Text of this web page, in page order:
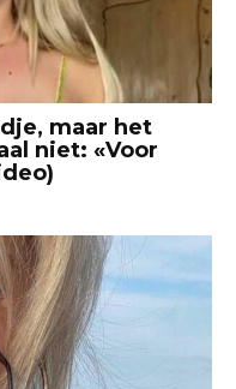
maar het
niet: «Voor